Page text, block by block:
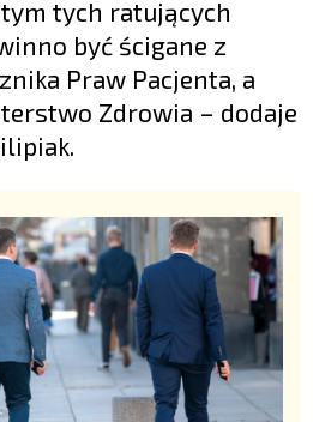
tych ratujących
być ścigane z
Praw Pacjenta, a
Zdrowia – dodaje